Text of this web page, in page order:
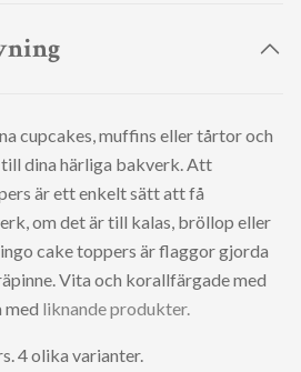
cupcakes, muffins eller tårtor och
dina härliga bakverk.Att
är ett enkelt sätt att få
om det är till kalas, bröllop eller
cake toppers är flaggor gjorda
Vita och korallfärgade med
med liknande produkter.
4 olika varianter.